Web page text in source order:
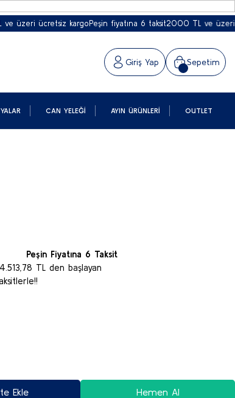
ücretsiz kargo Peşin fiyatına 6 taksit2000 TL ve üzeri
Giriş Yap Sepetim
CAN YELEĞI AYIN ÜRÜNLERI OUTLET
Peşin Fiyatına 6 Taksit
TL den başlayan
Ekle Hemen Al